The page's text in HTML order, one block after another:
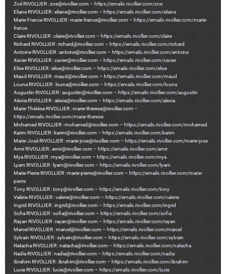
Zoé RIVOLLIER : zoe@rivollier.com – https://emails.rivollier.com/zoe
Eliane RIVOLLIER : eliane@rivollier.com – https://emails.rivollier.com/eliane
Marie-France RIVOLLIER : marie-france@rivollier.com – https://emails.rivollier.com/marie-
france
Claire RIVOLLIER : claire@rivollier.com – https://emails.rivollier.com/claire
Richard RIVOLLIER : richard@rivollier.com – https://emails.rivollier.com/richard
Antoine RIVOLLIER : antoine@rivollier.com – https://emails.rivollier.com/antoine
Xavier RIVOLLIER : xavier@rivollier.com – https://emails.rivollier.com/xavier
Elise RIVOLLIER : elise@rivollier.com – https://emails.rivollier.com/elise
Maud RIVOLLIER : maud@rivollier.com – https://emails.rivollier.com/maud
Louna RIVOLLIER : louna@rivollier.com – https://emails.rivollier.com/louna
Augustin RIVOLLIER : augustin@rivollier.com – https://emails.rivollier.com/augustin
Alexia RIVOLLIER : alexia@rivollier.com – https://emails.rivollier.com/alexia
Marie-Thérèse RIVOLLIER : marie-therese@rivollier.com –
https://emails.rivollier.com/marie-therese
Mohamed RIVOLLIER : mohamed@rivollier.com – https://emails.rivollier.com/mohamed
Karim RIVOLLIER : karim@rivollier.com – https://emails.rivollier.com/karim
Marie-José RIVOLLIER : marie-jose@rivollier.com – https://emails.rivollier.com/marie-jose
Amir RIVOLLIER : amir@rivollier.com – https://emails.rivollier.com/amir
Mya RIVOLLIER : mya@rivollier.com – https://emails.rivollier.com/mya
Lyam RIVOLLIER : lyam@rivollier.com – https://emails.rivollier.com/lyam
Marie-Pierre RIVOLLIER : marie-pierre@rivollier.com – https://emails.rivollier.com/marie-
pierre
Tony RIVOLLIER : tony@rivollier.com – https://emails.rivollier.com/tony
Valérie RIVOLLIER : valerie@rivollier.com – https://emails.rivollier.com/valerie
Ingrid RIVOLLIER : ingrid@rivollier.com – https://emails.rivollier.com/ingrid
Sofia RIVOLLIER : sofia@rivollier.com – https://emails.rivollier.com/sofia
Rayan RIVOLLIER : rayan@rivollier.com – https://emails.rivollier.com/rayan
Marcel RIVOLLIER : marcel@rivollier.com – https://emails.rivollier.com/marcel
Sylvain RIVOLLIER : sylvain@rivollier.com – https://emails.rivollier.com/sylvain
Natacha RIVOLLIER : natacha@rivollier.com – https://emails.rivollier.com/natacha
Nadia RIVOLLIER : nadia@rivollier.com – https://emails.rivollier.com/nadia
Ibrahim RIVOLLIER : ibrahim@rivollier.com – https://emails.rivollier.com/ibrahim
Lucie RIVOLLIER : lucie@rivollier.com – https://emails.rivollier.com/lucie